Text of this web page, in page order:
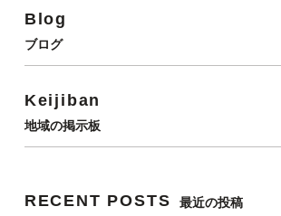
Blog
ブログ
Keijiban
地域の掲示板
RECENT POSTS 最近の投稿